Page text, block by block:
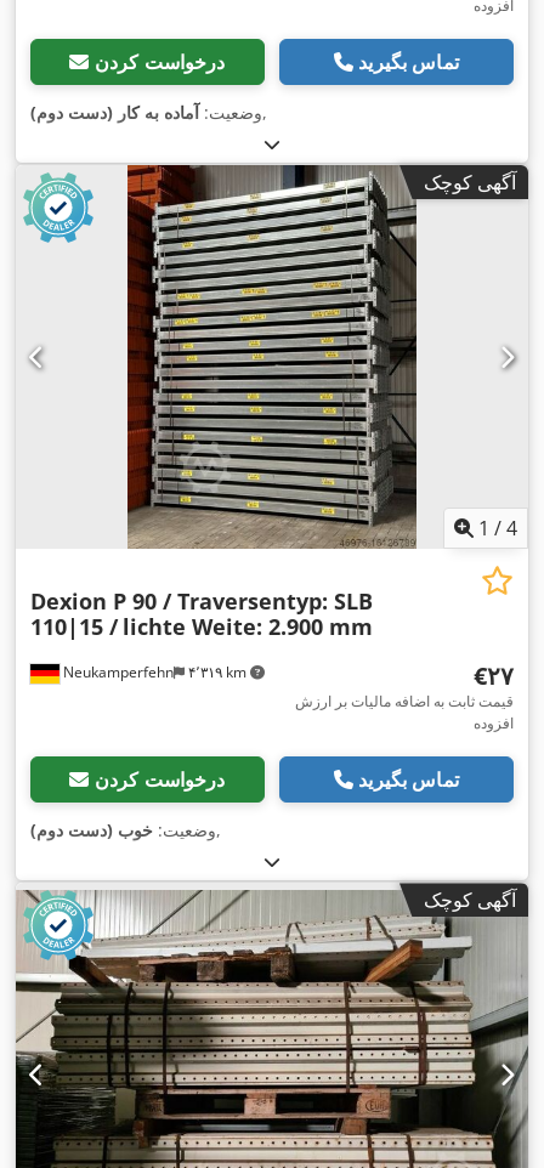
افزوده
درخواست کردن تماس بگیرید
وضعیت:آماده به کار (دست دوم) ,
آگهی کوچک
1 /4
Neukamperfehn ۴٬۳۱۹ km
Dexion P 90 / Traversentyp: SLB
110|15 / lichte Weite: 2.900 mm
‎€۲۷
قیمت ثابت به اضافه مالیات بر ارزش
افزوده
درخواست کردن تماس بگیرید
وضعیت: خوب (دست دوم) ,
آگهی کوچک